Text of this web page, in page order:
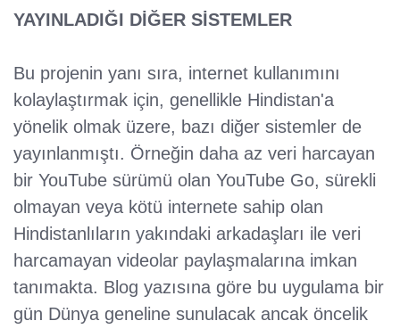
YAYINLADIĞI DİĞER SİSTEMLER
Bu projenin yanı sıra, internet kullanımını
kolaylaştırmak için, genellikle Hindistan'a
yönelik olmak üzere, bazı diğer sistemler de
yayınlanmıştı. Örneğin daha az veri harcayan
bir YouTube sürümü olan YouTube Go, sürekli
olmayan veya kötü internete sahip olan
Hindistanlıların yakındaki arkadaşları ile veri
harcamayan videolar paylaşmalarına imkan
tanımakta. Blog yazısına göre bu uygulama bir
gün Dünya geneline sunulacak ancak öncelik